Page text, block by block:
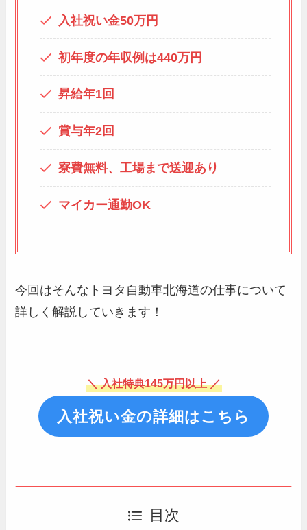
入社祝い金50万円
初年度の年収例は440万円
昇給年1回
賞与年2回
寮費無料、工場まで送迎あり
マイカー通勤OK
今回はそんなトヨタ自動車北海道の仕事について
詳しく解説していきます！
＼ 入社特典145万円以上 ／
入社祝い金の詳細はこちら
目次